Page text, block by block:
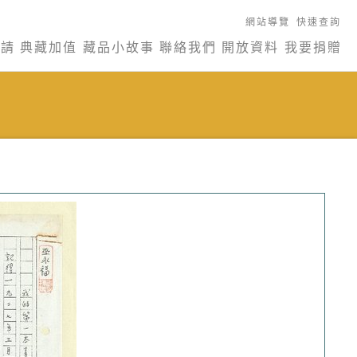
網站導覽 快速查詢
典藏加值 藏品小故事 聯絡我們 開放資料 我要捐贈